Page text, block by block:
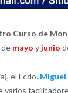
Curso de
mayo y junio
el Lcdo. Miguel
varios